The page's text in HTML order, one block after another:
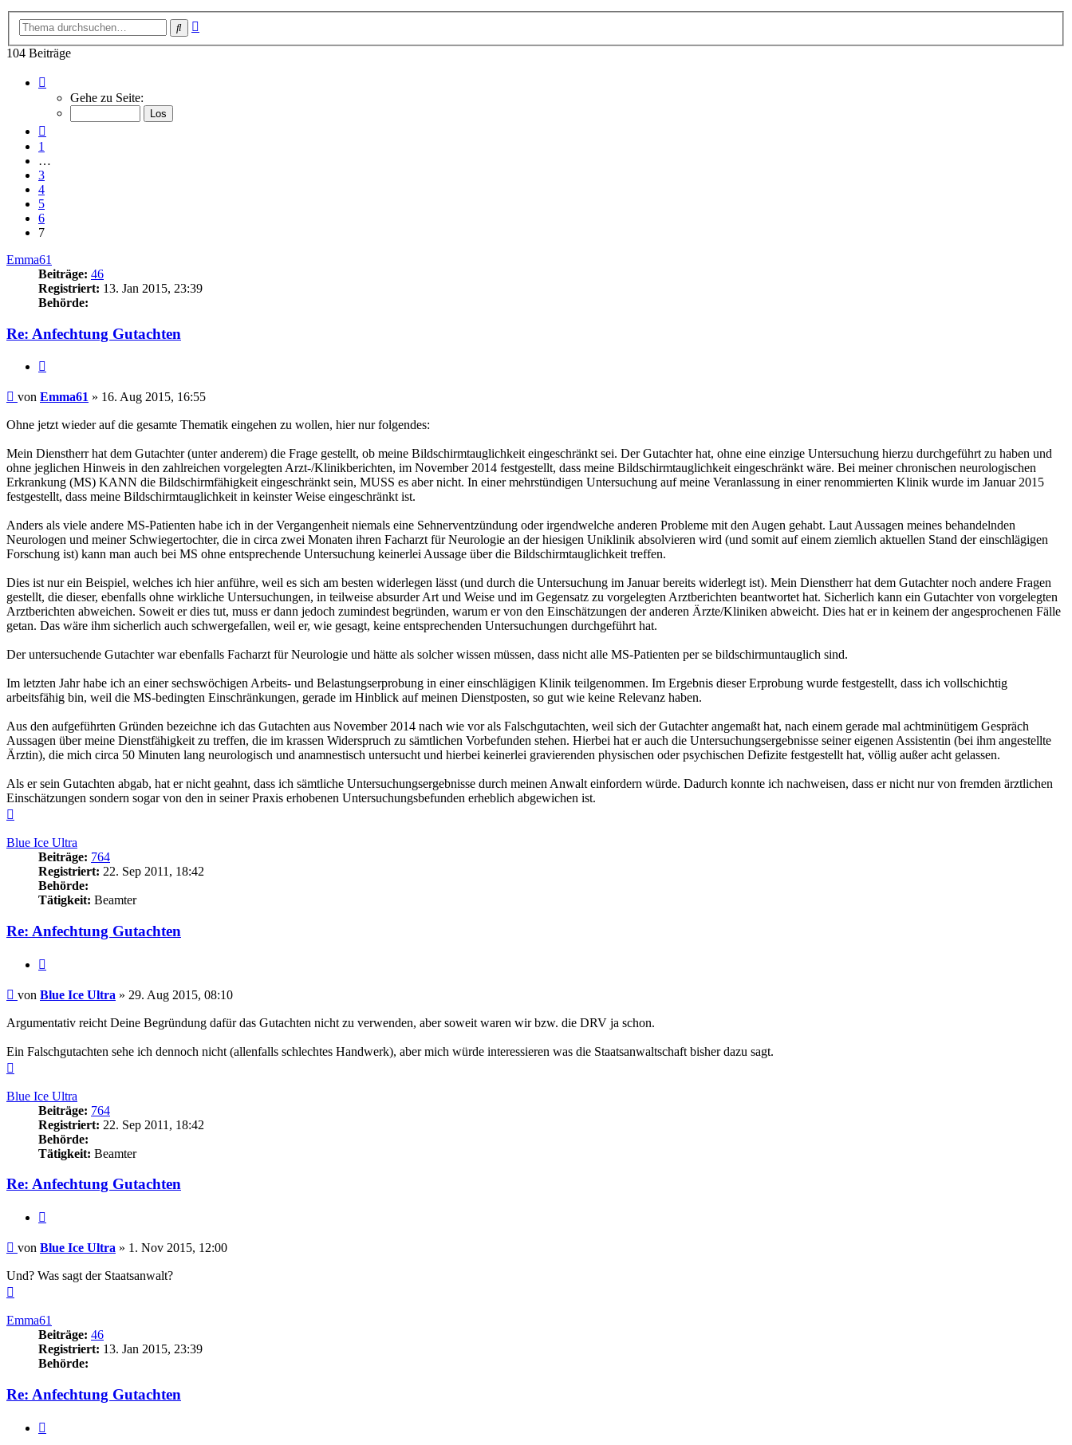
Suche
104 Beiträge
von
Gehe zu Seite:
1
…
3
4
5
6
7
Emma61
Beiträge: 46
Registriert: 13. Jan 2015, 23:39
Behörde:
Re: Anfechtung Gutachten
Beitrag
von Emma61 » 16. Aug 2015, 16:55
Ohne jetzt wieder auf die gesamte Thematik eingehen zu wollen, hier nur folgendes:
Mein Dienstherr hat dem Gutachter (unter anderem) die Frage gestellt, ob meine Bildschirmtauglichkeit eingeschränkt sei. Der Gutachter hat, ohne eine einzige Untersuchung hierzu durchgeführt zu haben und
ohne jeglichen Hinweis in den zahlreichen vorgelegten Arzt-/Klinikberichten, im November 2014 festgestellt, dass meine Bildschirmtauglichkeit eingeschränkt wäre. Bei meiner chronischen neurologischen
Erkrankung (MS) KANN die Bildschirmfähigkeit eingeschränkt sein, MUSS es aber nicht. In einer mehrstündigen Untersuchung auf meine Veranlassung in einer renommierten Klinik wurde im Januar 2015
festgestellt, dass meine Bildschirmtauglichkeit in keinster Weise eingeschränkt ist.
Anders als viele andere MS-Patienten habe ich in der Vergangenheit niemals eine Sehnerventzündung oder irgendwelche anderen Probleme mit den Augen gehabt. Laut Aussagen meines behandelnden
Neurologen und meiner Schwiegertochter, die in circa zwei Monaten ihren Facharzt für Neurologie an der hiesigen Uniklinik absolvieren wird (und somit auf einem ziemlich aktuellen Stand der einschlägigen
Forschung ist) kann man auch bei MS ohne entsprechende Untersuchung keinerlei Aussage über die Bildschirmtauglichkeit treffen.
Dies ist nur ein Beispiel, welches ich hier anführe, weil es sich am besten widerlegen lässt (und durch die Untersuchung im Januar bereits widerlegt ist). Mein Dienstherr hat dem Gutachter noch andere Fragen
gestellt, die dieser, ebenfalls ohne wirkliche Untersuchungen, in teilweise absurder Art und Weise und im Gegensatz zu vorgelegten Arztberichten beantwortet hat. Sicherlich kann ein Gutachter von vorgelegten
Arztberichten abweichen. Soweit er dies tut, muss er dann jedoch zumindest begründen, warum er von den Einschätzungen der anderen Ärzte/Kliniken abweicht. Dies hat er in keinem der angesprochenen Fälle
getan. Das wäre ihm sicherlich auch schwergefallen, weil er, wie gesagt, keine entsprechenden Untersuchungen durchgeführt hat.
Der untersuchende Gutachter war ebenfalls Facharzt für Neurologie und hätte als solcher wissen müssen, dass nicht alle MS-Patienten per se bildschirmuntauglich sind.
Im letzten Jahr habe ich an einer sechswöchigen Arbeits- und Belastungserprobung in einer einschlägigen Klinik teilgenommen. Im Ergebnis dieser Erprobung wurde festgestellt, dass ich vollschichtig
arbeitsfähig bin, weil die MS-bedingten Einschränkungen, gerade im Hinblick auf meinen Dienstposten, so gut wie keine Relevanz haben.
Aus den aufgeführten Gründen bezeichne ich das Gutachten aus November 2014 nach wie vor als Falschgutachten, weil sich der Gutachter angemaßt hat, nach einem gerade mal achtminütigem Gespräch
Aussagen über meine Dienstfähigkeit zu treffen, die im krassen Widerspruch zu sämtlichen Vorbefunden stehen. Hierbei hat er auch die Untersuchungsergebnisse seiner eigenen Assistentin (bei ihm angestellte
Ärztin), die mich circa 50 Minuten lang neurologisch und anamnestisch untersucht und hierbei keinerlei gravierenden physischen oder psychischen Defizite festgestellt hat, völlig außer acht gelassen.
Als er sein Gutachten abgab, hat er nicht geahnt, dass ich sämtliche Untersuchungsergebnisse durch meinen Anwalt einfordern würde. Dadurch konnte ich nachweisen, dass er nicht nur von fremden ärztlichen
Einschätzungen sondern sogar von den in seiner Praxis erhobenen Untersuchungsbefunden erheblich abgewichen ist.
Blue Ice Ultra
Beiträge: 764
Registriert: 22. Sep 2011, 18:42
Behörde:
Tätigkeit: Beamter
Re: Anfechtung Gutachten
Beitrag
von Blue Ice Ultra » 29. Aug 2015, 08:10
Argumentativ reicht Deine Begründung dafür das Gutachten nicht zu verwenden, aber soweit waren wir bzw. die DRV ja schon.
Ein Falschgutachten sehe ich dennoch nicht (allenfalls schlechtes Handwerk), aber mich würde interessieren was die Staatsanwaltschaft bisher dazu sagt.
Blue Ice Ultra
Beiträge: 764
Registriert: 22. Sep 2011, 18:42
Behörde:
Tätigkeit: Beamter
Re: Anfechtung Gutachten
Beitrag
von Blue Ice Ultra » 1. Nov 2015, 12:00
Und? Was sagt der Staatsanwalt?
Emma61
Beiträge: 46
Registriert: 13. Jan 2015, 23:39
Behörde:
Re: Anfechtung Gutachten